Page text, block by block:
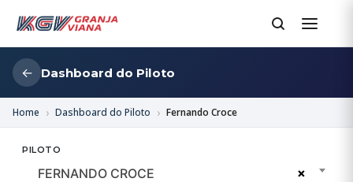
← Dashboard do Piloto
Home Dashboard do Piloto Fernando Croce
PILOTO
×
FERNANDO CROCE